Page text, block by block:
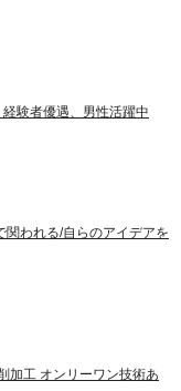
験者優遇、男性活躍中
われる/自らのアイデアを
加工 オンリーワン技術あ